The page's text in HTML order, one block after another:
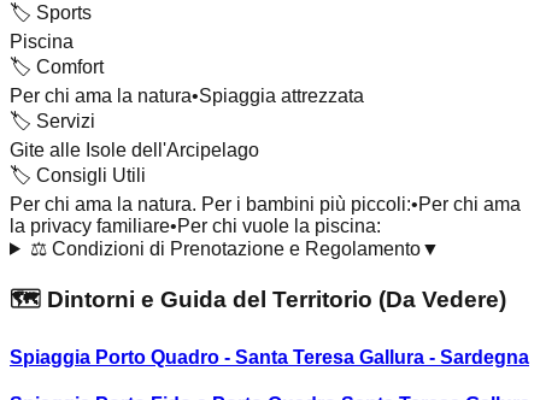
🏷️ Sports
Piscina
🏷️ Comfort
Per chi ama la natura•Spiaggia attrezzata
🏷️ Servizi
Gite alle Isole dell'Arcipelago
🏷️ Consigli Utili
Per chi ama la natura. Per i bambini più piccoli:•Per chi ama
la privacy familiare•Per chi vuole la piscina:
⚖️ Condizioni di Prenotazione e Regolamento▼
🗺️ Dintorni e Guida del Territorio (Da Vedere)
Spiaggia Porto Quadro - Santa Teresa Gallura - Sardegna